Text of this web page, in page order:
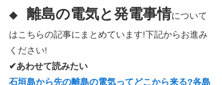
◆ 離島の電気と発電事情について
はこちらの記事にまとめています!下記からお進み
ください!
✔あわせて読みたい
石垣島から先の離島の電気ってどこから来る?各島